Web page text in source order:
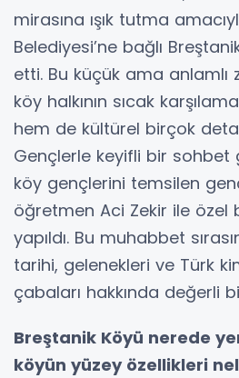
mirasına ışık tutma
Belediyesi’ne bağlı
etti. Bu küçük ama anlamlı
köy halkının sıcak
hem de kültürel birçok
Gençlerle keyifli bir sohbet
köy gençlerini temsilen
öğretmen Aci Zekir ile özel
yapıldı. Bu muhabbet
tarihi, gelenekleri ve Türk
çabaları hakkında değerli
Breştanik Köyü nerede
köyün yüzey özellikleri